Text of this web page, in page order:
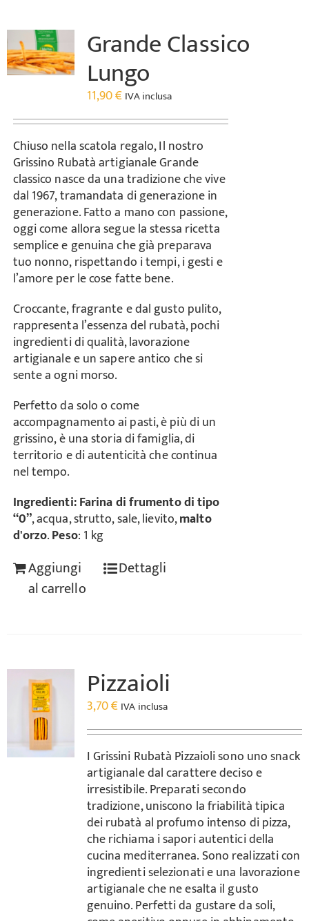
Grande Classico
Lungo
11,90€ IVA inclusa
Chiuso nella scatola regalo, Il nostro
Grissino Rubatà artigianale Grande
classico nasce da una tradizione che vive
dal 1967, tramandata di generazione in
generazione. Fatto a mano con passione,
oggi come allora segue la stessa ricetta
semplice e genuina che già preparava
tuo nonno, rispettando i tempi, i gesti e
l’amore per le cose fatte bene.
Croccante, fragrante e dal gusto pulito,
rappresenta l’essenza del rubatà, pochi
ingredienti di qualità, lavorazione
artigianale e un sapere antico che si
sente a ogni morso.
Perfetto da solo o come
accompagnamento ai pasti, è più di un
grissino, è una storia di famiglia, di
territorio e di autenticità che continua
nel tempo.
Ingredienti:Farina di frumento di tipo
“0”, acqua, strutto, sale, lievito,malto
d'orzo.Peso: 1 kg
Aggiungi
al carrello
Dettagli
Pizzaioli
3,70€ IVA inclusa
I Grissini Rubatà Pizzaioli sono uno snack
artigianale dal carattere deciso e
irresistibile. Preparati secondo
tradizione, uniscono la friabilità tipica
dei rubatà al profumo intenso di pizza,
che richiama i sapori autentici della
cucina mediterranea. Sono realizzati con
ingredienti selezionati e una lavorazione
artigianale che ne esalta il gusto
genuino. Perfetti da gustare da soli,